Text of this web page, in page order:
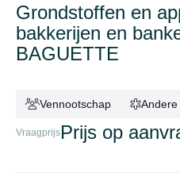
Grondstoffen en
bakkerijen en
BAGUETTE
Vennootschap Andere
VraagprijsPrijs op